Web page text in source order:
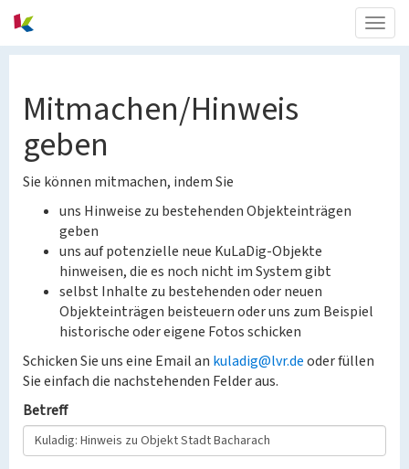
Mitmachen/Hinweis
geben
Sie können mitmachen, indem Sie
uns Hinweise zu bestehenden Objekteinträgen
geben
uns auf potenzielle neue KuLaDig-Objekte
hinweisen, die es noch nicht im System gibt
selbst Inhalte zu bestehenden oder neuen
Objekteinträgen beisteuern oder uns zum Beispiel
historische oder eigene Fotos schicken
Schicken Sie uns eine Email an kuladig@lvr.deoder füllen
Sie einfach die nachstehenden Felder aus.
Betreff